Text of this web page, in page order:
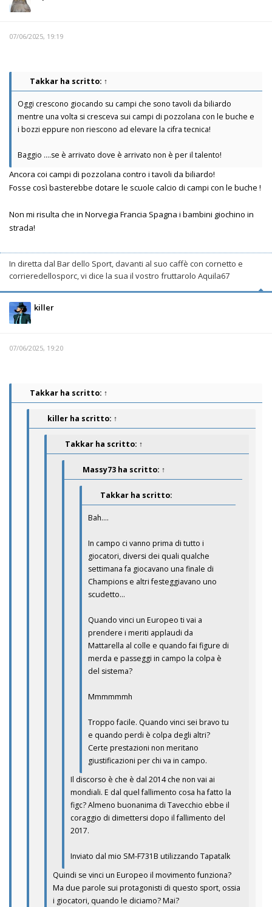
07/06/2025, 19:19
Takkar ha scritto: ↑
Oggi crescono giocando su campi che sono tavoli da biliardo
mentre una volta si cresceva sui campi di pozzolana con le buche e
i bozzi eppure non riescono ad elevare la cifra tecnica!
Baggio ….se è arrivato dove è arrivato non è per il talento!
Ancora coi campi di pozzolana contro i tavoli da biliardo!
Fosse così basterebbe dotare le scuole calcio di campi con le buche !
Non mi risulta che in Norvegia Francia Spagna i bambini giochino in
strada!
In diretta dal Bar dello Sport, davanti al suo caffè con cornetto e
corrieredellosporc, vi dice la sua il vostro fruttarolo Aquila67
killer
07/06/2025, 19:20
Takkar ha scritto: ↑
killer ha scritto: ↑
Takkar ha scritto: ↑
Massy73 ha scritto: ↑
Takkar ha scritto:
Bah….
In campo ci vanno prima di tutto i
giocatori, diversi dei quali qualche
settimana fa giocavano una finale di
Champions e altri festeggiavano uno
scudetto…
Quando vinci un Europeo ti vai a
prendere i meriti applaudi da
Mattarella al colle e quando fai figure di
merda e passeggi in campo la colpa è
del sistema?
Mmmmmmh
Troppo facile. Quando vinci sei bravo tu
e quando perdi è colpa degli altri?
Certe prestazioni non meritano
giustificazioni per chi va in campo.
Il discorso è che è dal 2014 che non vai ai
mondiali. E dal quel fallimento cosa ha fatto la
figc? Almeno buonanima di Tavecchio ebbe il
coraggio di dimettersi dopo il fallimento del
2017.
Inviato dal mio SM-F731B utilizzando Tapatalk
Quindi se vinci un Europeo il movimento funziona?
Ma due parole sui protagonisti di questo sport, ossia
i giocatori, quando le diciamo? Mai?